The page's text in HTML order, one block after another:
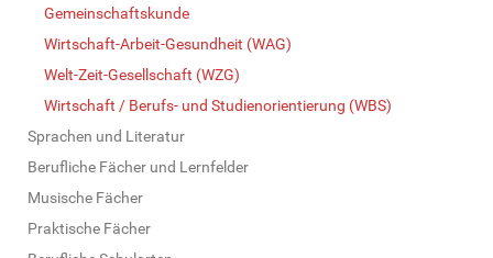
Gemeinschaftskunde
Wirtschaft-Arbeit-Gesundheit (WAG)
Welt-Zeit-Gesellschaft (WZG)
Wirtschaft / Berufs- und Studienorientierung (WBS)
Sprachen und Literatur
Berufliche Fächer und Lernfelder
Musische Fächer
Praktische Fächer